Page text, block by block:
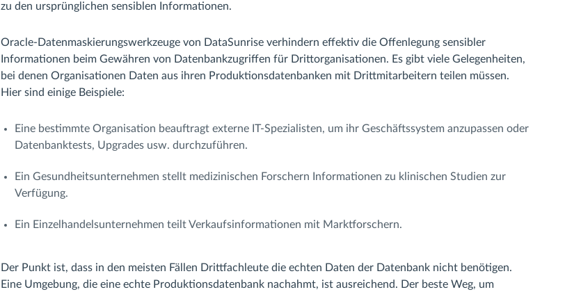
zu den ursprünglichen sensiblen Informationen.
Oracle-Datenmaskierungswerkzeuge von DataSunrise verhindern effektiv die Offenlegung sensibler
Informationen beim Gewähren von Datenbankzugriffen für Drittorganisationen. Es gibt viele Gelegenheiten,
bei denen Organisationen Daten aus ihren Produktionsdatenbanken mit Drittmitarbeitern teilen müssen.
Hier sind einige Beispiele:
Eine bestimmte Organisation beauftragt externe IT-Spezialisten, um ihr Geschäftssystem anzupassen oder
Datenbanktests, Upgrades usw. durchzuführen.
Ein Gesundheitsunternehmen stellt medizinischen Forschern Informationen zu klinischen Studien zur
Verfügung.
Ein Einzelhandelsunternehmen teilt Verkaufsinformationen mit Marktforschern.
Der Punkt ist, dass in den meisten Fällen Drittfachleute die echten Daten der Datenbank nicht benötigen.
Eine Umgebung, die eine echte Produktionsdatenbank nachahmt, ist ausreichend. Der beste Weg, um